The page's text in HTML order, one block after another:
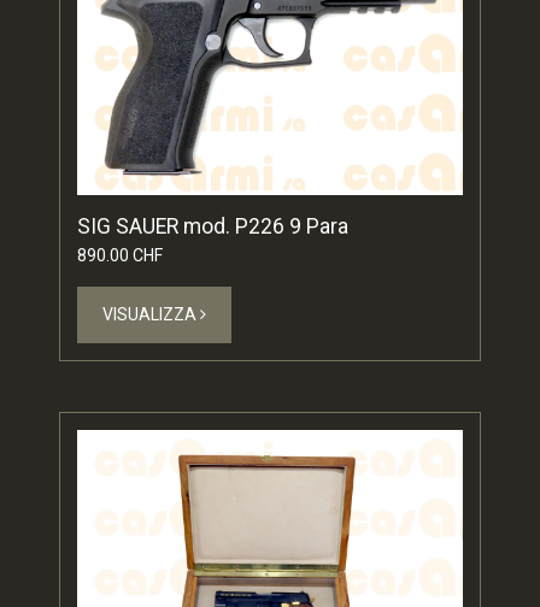
SIG SAUER mod. P226 9 Para
890.00 CHF
VISUALIZZA